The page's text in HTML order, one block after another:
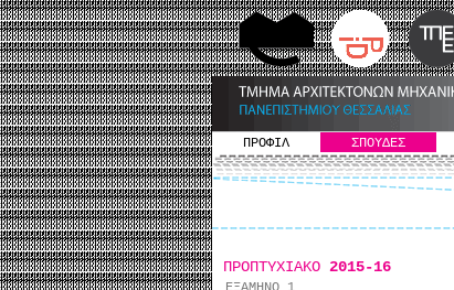
ΠΡΟΦΙΛ ΣΠΟΥΔΕΣ
ΠΡΟΠΤΥΧΙΑΚΟ 2015-16